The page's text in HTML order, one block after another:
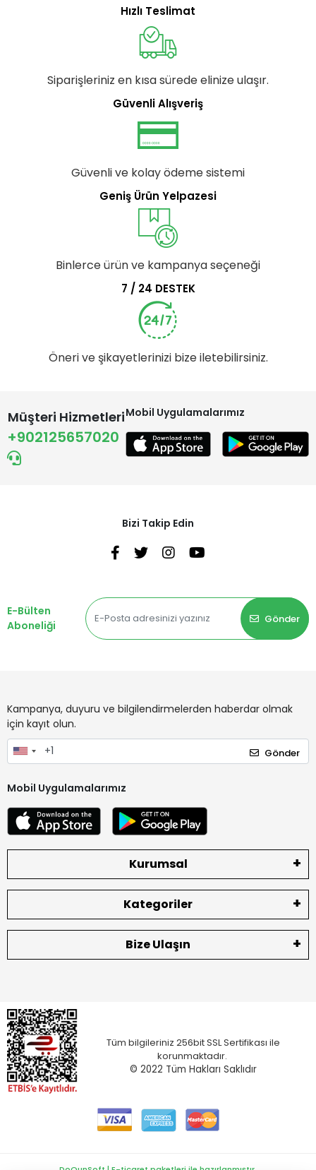
Hızlı Teslimat
Siparişleriniz en kısa sürede elinize ulaşır.
Güvenli Alışveriş
Güvenli ve kolay ödeme sistemi
Geniş Ürün Yelpazesi
Binlerce ürün ve kampanya seçeneği
7 / 24 DESTEK
Öneri ve şikayetlerinizi bize iletebilirsiniz.
Müşteri Hizmetleri
+902125657020
Mobil Uygulamalarımız
Bizi Takip Edin
E-Bülten
Aboneliği
Gönder
Kampanya, duyuru ve bilgilendirmelerden haberdar olmak
için kayıt olun.
Gönder
Mobil Uygulamalarımız
Kurumsal
Kategoriler
Bize Ulaşın
Tüm bilgileriniz 256bit SSL Sertifikası ile
korunmaktadır.
© 2022 Tüm Hakları Saklıdır